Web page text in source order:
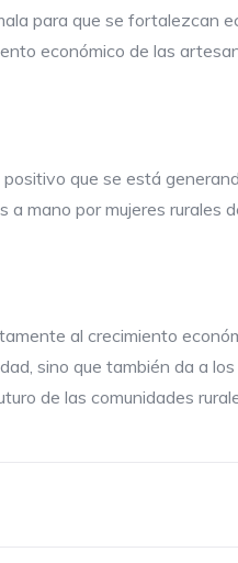
para que se fortalezcan
económico de las
que se está
a mano por mujeres rurales
al crecimiento
sino que también da a
de las comunidades